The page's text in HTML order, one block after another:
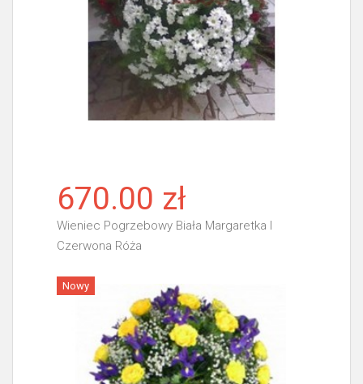
670.00 zł
Wieniec Pogrzebowy Biała Margaretka I
Czerwona Róża
Więcej
Nowy